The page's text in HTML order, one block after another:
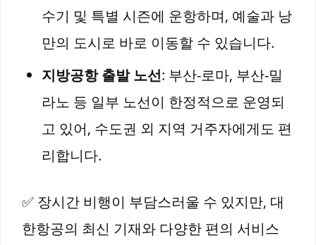
수기 및 특별 시즌에 운항하며, 예술과 낭
만의 도시로 바로 이동할 수 있습니다.
지방공항 출발 노선: 부산-로마, 부산-밀
라노 등 일부 노선이 한정적으로 운영되
고 있어, 수도권 외 지역 거주자에게도 편
리합니다.
✅ 장시간 비행이 부담스러울 수 있지만, 대
한항공의 최신 기재와 다양한 편의 서비스